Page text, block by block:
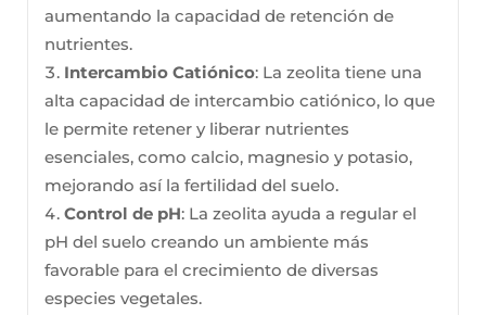
aumentando la capacidad de retención de
nutrientes.
Intercambio Catiónico: La zeolita tiene una
alta capacidad de intercambio catiónico, lo que
le permite retener y liberar nutrientes
esenciales, como calcio, magnesio y potasio,
mejorando así la fertilidad del suelo.
Control de pH: La zeolita ayuda a regular el
pH del suelo creando un ambiente más
favorable para el crecimiento de diversas
especies vegetales.